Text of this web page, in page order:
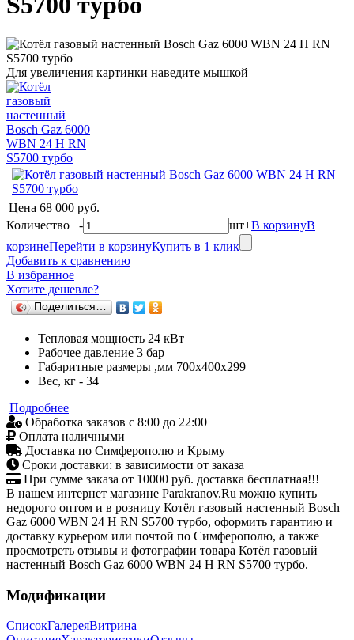
Для увеличения картинки наведите мышкой
Цена 68 000 руб.
Количество - шт+В корзинуВ
корзинеПерейти в корзинуКупить в 1 клик
Добавить к сравнению
В избранное
Хотите дешевле?
Поделиться…
Тепловая мощность 24 кВт
Рабочее давление 3 бар
Габаритные размеры ,мм 700x400x299
Вес, кг - 34
Подробнее
Обработка заказов с 8:00 до 22:00
Оплата наличными
Доставка по Симферополю и Крыму
Сроки доставки: в зависимости от заказа
При сумме заказа от 10000 руб. доставка бесплатная!!!
В нашем интернет магазине Parakranov.Ru можно купить
недорого оптом и в розницу Котёл газовый настенный Bosch
Gaz 6000 WBN 24 H RN S5700 турбо, оформить гарантию и
доставку курьером или почтой по Симферополю, а также
просмотреть отзывы и фотографии товара Котёл газовый
настенный Bosch Gaz 6000 WBN 24 H RN S5700 турбо.
Модификации
СписокГалереяВитрина